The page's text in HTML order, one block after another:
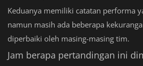
Keduanya memiliki catatan performa
namun masih ada beberapa
diperbaiki oleh masing-masing tim.
Jam berapa pertandingan ini